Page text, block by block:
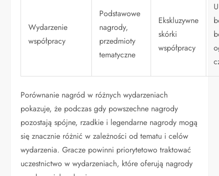
Wydarzenie
współpracy
Podstawowe
nagrody,
przedmioty
tematyczne
Ekskluzywne
skórki
współpracy
Porównanie nagród w różnych wydarzeniach
pokazuje, że podczas gdy powszechne nagrody
pozostają spójne, rzadkie i legendarne nagrody mogą
się znacznie różnić w zależności od tematu i celów
wydarzenia. Gracze powinni priorytetowo traktować
uczestnictwo w wydarzeniach, które oferują nagrody